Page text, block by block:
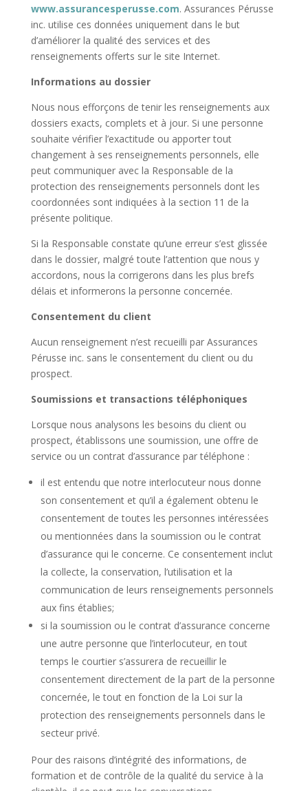
www.assurancesperusse.com. Assurances Pérusse
inc. utilise ces données uniquement dans le but
d’améliorer la qualité des services et des
renseignements offerts sur le site Internet.
Informations au dossier
Nous nous efforçons de tenir les renseignements aux
dossiers exacts, complets et à jour. Si une personne
souhaite vérifier l’exactitude ou apporter tout
changement à ses renseignements personnels, elle
peut communiquer avec la Responsable de la
protection des renseignements personnels dont les
coordonnées sont indiquées à la section 11 de la
présente politique.
Si la Responsable constate qu’une erreur s’est glissée
dans le dossier, malgré toute l’attention que nous y
accordons, nous la corrigerons dans les plus brefs
délais et informerons la personne concernée.
Consentement du client
Aucun renseignement n’est recueilli par Assurances
Pérusse inc. sans le consentement du client ou du
prospect.
Soumissions et transactions téléphoniques
Lorsque nous analysons les besoins du client ou
prospect, établissons une soumission, une offre de
service ou un contrat d’assurance par téléphone :
il est entendu que notre interlocuteur nous donne
son consentement et qu’il a également obtenu le
consentement de toutes les personnes intéressées
ou mentionnées dans la soumission ou le contrat
d’assurance qui le concerne. Ce consentement inclut
la collecte, la conservation, l’utilisation et la
communication de leurs renseignements personnels
aux fins établies;
si la soumission ou le contrat d’assurance concerne
une autre personne que l’interlocuteur, en tout
temps le courtier s’assurera de recueillir le
consentement directement de la part de la personne
concernée, le tout en fonction de la Loi sur la
protection des renseignements personnels dans le
secteur privé.
Pour des raisons d’intégrité des informations, de
formation et de contrôle de la qualité du service à la